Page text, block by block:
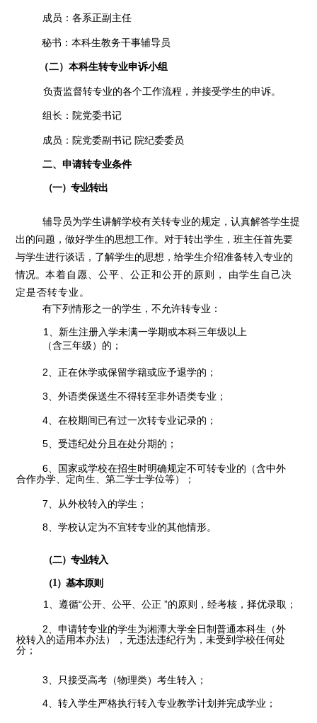
成员：各系正副主任
秘书：本科生教务干事辅导员
（二）本科生转专业申诉小组
负责监督转专业的各个工作流程，并接受学生的申诉。
组长：院党委书记
成员：院党委副书记 院纪委委员
二、申请转专业条件
（一）专业转出
辅导员为学生讲解学校有关转专业的规定，认真解答学生提
出的问题，做好学生的思想工作。对于转出学生，班主任首先要
与学生进行谈话，了解学生的思想，给学生介绍准备转入专业的
情况。 本着自愿、公平、公正和公开的原则，
由学生自己决
定是否转专业。
有下列情形之一的学生，不允许转专业：
1、新生注册入学未满一学期或本科三年级以上
（含三年级）的；
2、正在休学或保留学籍或应予退学的；
3、外语类保送生不得转至非外语类专业；
4、在校期间已有过一次转专业记录的；
5、受违纪处分且在处分期的；
6、国家或学校在招生时明确规定不可转专业的（含中外
合作办学、定向生、第二学士学位等）；
7、从外校转入的学生；
8、学校认定为不宜转专业的其他情形。
（二）专业转入
（1）基本原则
1、遵循“公开、公平、公正 ”的原则，经考核，择优录取；
2、申请转专业的学生为湘潭大学全日制普通本科生（外
校转入的适用本办法）， 无违法违纪行为，未受到学校任何处
分；
3、只接受高考（物理类）考生转入；
4、转入学生严格执行转入专业教学计划并完成学业；